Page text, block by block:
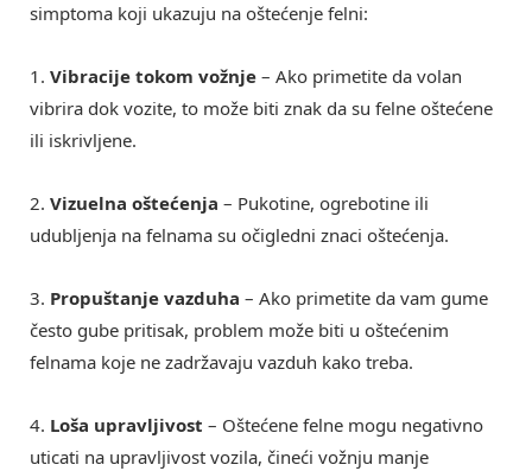
simptoma koji ukazuju na oštećenje felni:
1. Vibracije tokom vožnje – Ako primetite da volan
vibrira dok vozite, to može biti znak da su felne oštećene
ili iskrivljene.
2. Vizuelna oštećenja – Pukotine, ogrebotine ili
udubljenja na felnama su očigledni znaci oštećenja.
3. Propuštanje vazduha – Ako primetite da vam gume
često gube pritisak, problem može biti u oštećenim
felnama koje ne zadržavaju vazduh kako treba.
4. Loša upravljivost – Oštećene felne mogu negativno
uticati na upravljivost vozila, čineći vožnju manje